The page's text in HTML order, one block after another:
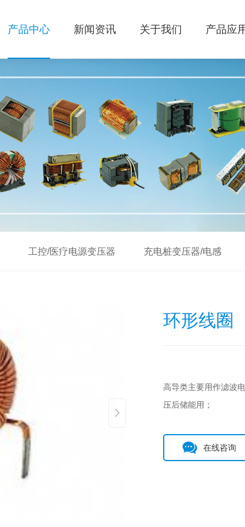
产品中心 新闻资讯 关于我们 产品应
工控/医疗电源变压器 充电桩变压器/电感
环形线圈
高导类主要用作滤波
压后储能用；
在线咨询